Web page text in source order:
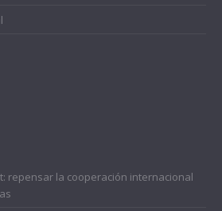
repensar la cooperación internacional